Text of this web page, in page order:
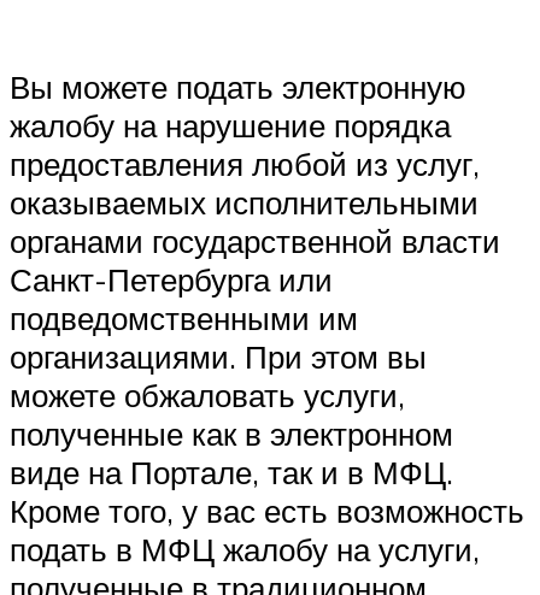
Вы можете подать электронную
жалобу на нарушение порядка
предоставления любой из услуг,
оказываемых исполнительными
органами государственной власти
Санкт-Петербурга или
подведомственными им
организациями. При этом вы
можете обжаловать услуги,
полученные как в электронном
виде на Портале, так и в МФЦ.
Кроме того, у вас есть возможность
подать в МФЦ жалобу на услуги,